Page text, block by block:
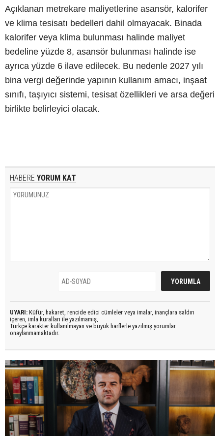
Açıklanan metrekare maliyetlerine asansör, kalorifer
ve klima tesisatı bedelleri dahil olmayacak. Binada
kalorifer veya klima bulunması halinde maliyet
bedeline yüzde 8, asansör bulunması halinde ise
ayrıca yüzde 6 ilave edilecek. Bu nedenle 2027 yılı
bina vergi değerinde yapının kullanım amacı, inşaat
sınıfı, taşıyıcı sistemi, tesisat özellikleri ve arsa değeri
birlikte belirleyici olacak.
HABERE YORUM KAT
UYARI: Küfür, hakaret, rencide edici cümleler veya imalar, inançlara saldırı
içeren, imla kuralları ile yazılmamış,
Türkçe karakter kullanılmayan ve büyük harflerle yazılmış yorumlar
onaylanmamaktadır.